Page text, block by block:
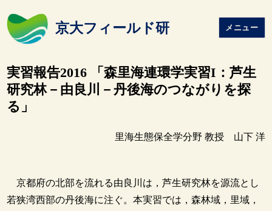
京大フィールド研 メニュー
実習報告2016 「森里海連環学実習I：芦生
研究林－由良川－丹後海のつながりを探
る」
里海生態保全学分野 教授 山下 洋
京都府の北部を流れる由良川は，芦生研究林を源流とし
若狭湾西部の丹後海に注ぐ。本実習では，森林域，里域，